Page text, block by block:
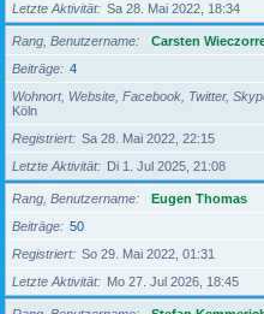
Letzte Aktivität
Sa 28. Mai 2022, 18:34
Rang, Benutzername
Carsten
Beiträge
4
Wohnort, Website, Facebook, Twitter,
Köln
Registriert
Sa 28. Mai 2022, 22:15
Letzte Aktivität
Di 1. Jul 2025, 21:08
Rang, Benutzername
Eugen Thomas
Beiträge
50
Registriert
So 29. Mai 2022, 01:31
Letzte Aktivität
Mo 27. Jul 2026, 18:45